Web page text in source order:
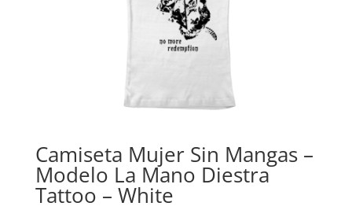
Camiseta Mujer Sin Mangas –
Modelo La Mano Diestra
Tattoo – White